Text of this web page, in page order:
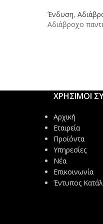
Ένδυση,
Αδιάβροχο
ΧΡΗΣΙΜΟΙ
Αρχική
Εταιρεία
Προϊόντα
Υπηρεσίες
Νέα
Επικοινωνία
Έντυπος